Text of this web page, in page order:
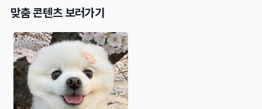
맞춤 콘텐츠 보러가기